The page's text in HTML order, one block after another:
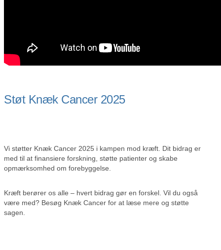
Støt Knæk Cancer 2025
Vi støtter Knæk Cancer 2025 i kampen mod kræft. Dit bidrag er
med til at finansiere forskning, støtte patienter og skabe
opmærksomhed om forebyggelse.
Kræft berører os alle – hvert bidrag gør en forskel. Vil du også
være med? Besøg Knæk Cancer for at læse mere og støtte
sagen.